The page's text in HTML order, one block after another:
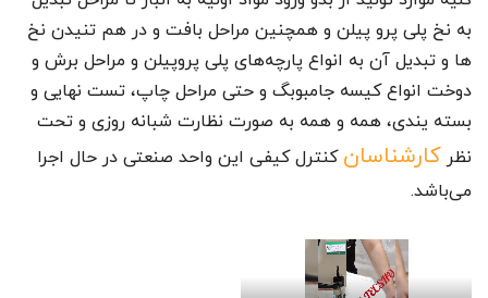
به نخ پلی پرو پیلن و همچنین مراحل بافت و در هم تنیدن نخ
ها و تبدیل آن به انواع پارچه‌های پلی پروپیلن و مراحل برش و
دوخت انواع کیسه‌ جامبوبگ و حتی مراحل چاپ، تست نهایی و
بسته یندی، همه و همه به صورت نظارت شبانه روزی و تحت
نظر کارشناسان کنترل کیفی این واحد صنعتی در حال اجرا
می‌باشد.